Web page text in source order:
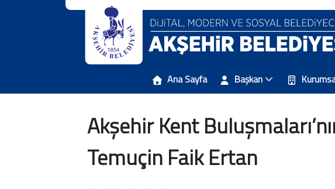
Ana Sayfa Başkan
Akşehir Kent
Temuçin Faik Ertan